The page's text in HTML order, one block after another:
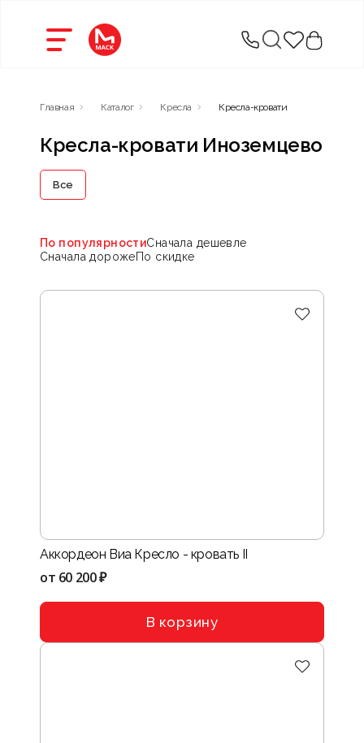
Главная Каталог Кресла Кресла-кровати
Кресла-кровати Иноземцево
Все
По популярностиСначала дешевле
Сначала дорожеПо скидке
Аккордеон Виа Кресло - кровать II
от 60 200 ₽
В корзину